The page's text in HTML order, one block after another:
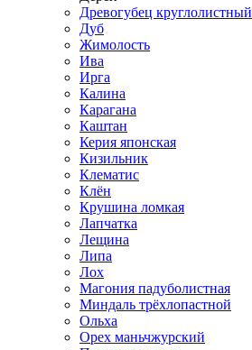
Древогубец круглолистный
Дуб
Жимолость
Ива
Ирга
Калина
Карагана
Каштан
Керия японская
Кизильник
Клематис
Клён
Крушина ломкая
Лапчатка
Лещина
Липа
Лох
Магония падуболистная
Миндаль трёхлопастной
Ольха
Орех маньчжурский